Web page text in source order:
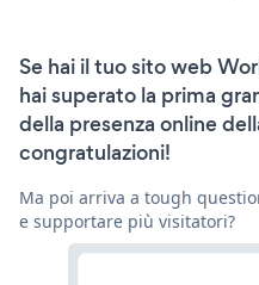
Se hai il tuo sito web
hai superato la prima
della presenza online
congratulazioni!
Ma poi arriva a tough
e supportare più visitatori?